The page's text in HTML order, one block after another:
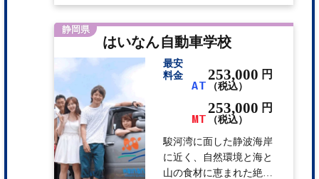
できるのも魅力♪ 空き時
間には少し足を延ばして
思いっきり合宿生活を楽
しんじゃお！ 最寄りの
裾野駅から20分程の御殿
場駅からは「御殿場プレ
ミアムアウトレット」へ
のシャトルバスがありま
す。 また6分の岩波駅か
らは「時之栖」へのシャ
トルバスがありますよ。
静岡県
はいなん自動車学校
最安
料金
AT
253,000 円
（税込）
MT
253,000 円
（税込）
駿河湾に面した静波海岸
に近く、自然環境と海と
山の食材に恵まれた絶好